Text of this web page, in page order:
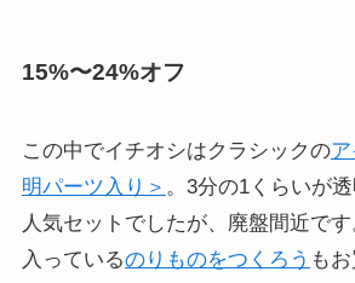
15%〜24%オフ
この中でイチオシはクラシックの
明パーツ入り＞ 。3分の1くらいが
人気セットでしたが、廃盤間近で
入っているのりものをつくろう も